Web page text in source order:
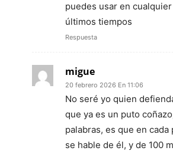
puedes usar en
últimos tiempos
Respuesta
migue
20 febrero 2026 En 11:06
No seré yo quien
que ya es un puto
palabras, es que en
se hable de él, y de 100